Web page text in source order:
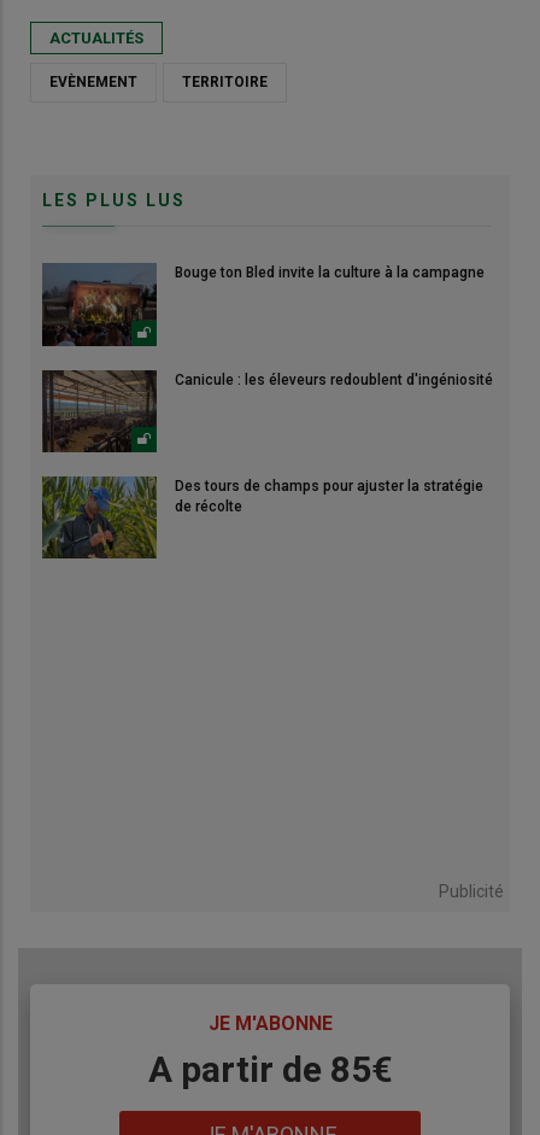
ACTUALITÉS
EVÈNEMENT TERRITOIRE
LES PLUS LUS
Bouge ton Bled invite la culture à la campagne
Canicule : les éleveurs redoublent d'ingéniosité
Des tours de champs pour ajuster la stratégie
de récolte
Publicité
JE M'ABONNE
A partir de 85€